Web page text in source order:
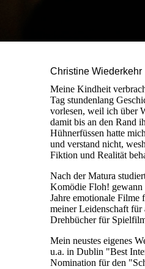
Christine Wiederkehr
Meine Kindheit
Tag stundenlang
vorlesen, weil ich über
damit bis an den Rand
Hühnerfüssen hatte
und verstand nicht,
Fiktion und Realität
Nach der Matura
Komödie Floh! gewann
Jahre emotionale Filme
meiner Leidenschaft
Drehbücher für
Mein neustes eigenes
u.a. in Dublin "Best
Nomination für den